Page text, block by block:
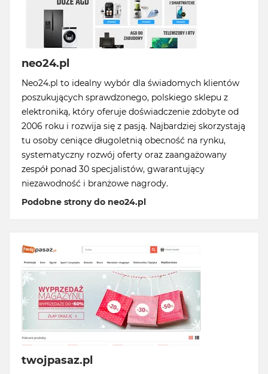
neo24.pl
Neo24.pl to idealny wybór dla świadomych klientów
poszukujących sprawdzonego, polskiego sklepu z
elektroniką, który oferuje doświadczenie zdobyte od
2006 roku i rozwija się z pasją. Najbardziej skorzystają
tu osoby ceniące długoletnią obecność na rynku,
systematyczny rozwój oferty oraz zaangażowany
zespół ponad 30 specjalistów, gwarantujący
niezawodność i branżowe nagrody.
Podobne strony do neo24.pl
twojpasaz.pl